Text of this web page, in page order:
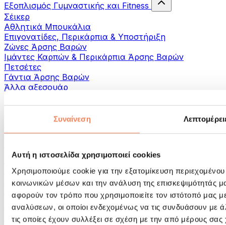
Συναίνεση
Αυτή η ιστοσελίδα χρησιμοποιεί cookies
Χρησιμοποιούμε cookie για την εξατομίκευση
κοινωνικών μέσων και την ανάλυση της επισκεψιμότητάς
αφορούν τον τρόπο που χρησιμοποιείτε τον ιστότοπό μας
αναλύσεων, οι οποίοι ενδεχομένως να τις συνδυάσουν με
τις οποίες έχουν συλλέξει σε σχέση με την από μέρους
Εξοπλισμός Γυμναστικής και Fitness
Σέικερ
Αθλητικά Μπουκάλια
Επιγονατίδες, Περικάρπια & Υποστήριξη
Ζώνες Άρσης Βαρών
Ιμάντες Καρπών & Περικάρπια Άρσης Βαρών
Πετσέτες
Γάντια Άρσης Βαρών
Άλλα αξεσουάρ
Βοηθήματα- αποκατάστασης
Πιστόλια μασάζ
Εργαλεία μασάζ
Κύλινδροι Αφρού & Εξοπλισμός Μασάζ
Τσάντες & σακίδια πλάτης
Τσάντες τροφίμων & αξεσουάρ
Σάκοι Γυμναστικής
Σακίδια πλάτης
Αξεσουάρ με βάση τη δραστηριότητα
Tρέξιμο